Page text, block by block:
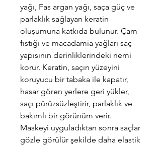
yağı, Fas argan yağı, saça güç ve
parlaklık sağlayan keratin
oluşumuna katkıda bulunur. Çam
fıstığı ve macadamia yağları saç
yapısının derinliklerindeki nemi
korur. Keratin, saçın yüzeyini
koruyucu bir tabaka ile kapatır,
hasar gören yerlere geri yükler,
saçı pürüzsüzleştirir, parlaklık ve
bakımlı bir görünüm verir.
Maskeyi uyguladıktan sonra saçlar
gözle görülür şekilde daha elastik